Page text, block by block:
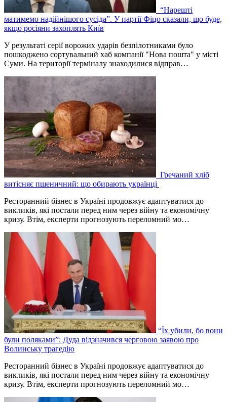
“Нарешті
матимемо надійнішого сусіда”. У партії Фіцо сказали, що буде,
якщо росіяни захоплять Київ
У результаті серії ворожих ударів безпілотниками було
пошкоджено сортувальний хаб компанії "Нова пошта" у місті
Суми. На території терміналу знаходилися відправ…
Гречаний хліб
витісняє пшеничний: що обирають українці
Ресторанний бізнес в Україні продовжує адаптуватися до
викликів, які постали перед ним через війну та економічну
кризу. Втім, експерти прогнозують переломний мо…
“Їх убили, бо вони
були поляками”: Дуда відзначився черговою заявою про
Волинську трагедію
Ресторанний бізнес в Україні продовжує адаптуватися до
викликів, які постали перед ним через війну та економічну
кризу. Втім, експерти прогнозують переломний мо…